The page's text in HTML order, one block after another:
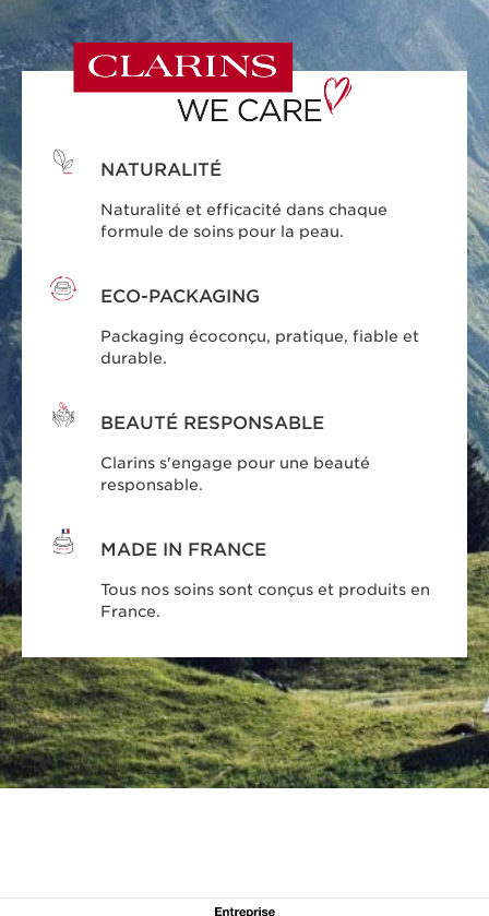
NATURALITÉ
Naturalité et efficacité dans chaque
formule de soins pour la peau.
ECO-PACKAGING
Packaging écoconçu, pratique, fiable et
durable.
BEAUTÉ RESPONSABLE
Clarins s'engage pour une beauté
responsable.
MADE IN FRANCE
Tous nos soins sont conçus et produits en
France.